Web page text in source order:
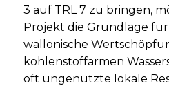
3 auf TRL 7 zu bringen,
Projekt die Grundlage
wallonische
kohlenstoffarmen
oft ungenutzte lokale